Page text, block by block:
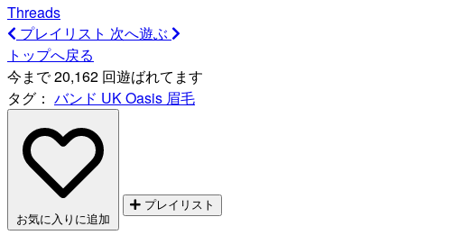
Threads
プレイリスト 次へ遊ぶ
トップへ戻る
今まで 20,162 回遊ばれてます
タグ： バンド UKOasis 眉毛
お気に入りに追加
プレイリスト